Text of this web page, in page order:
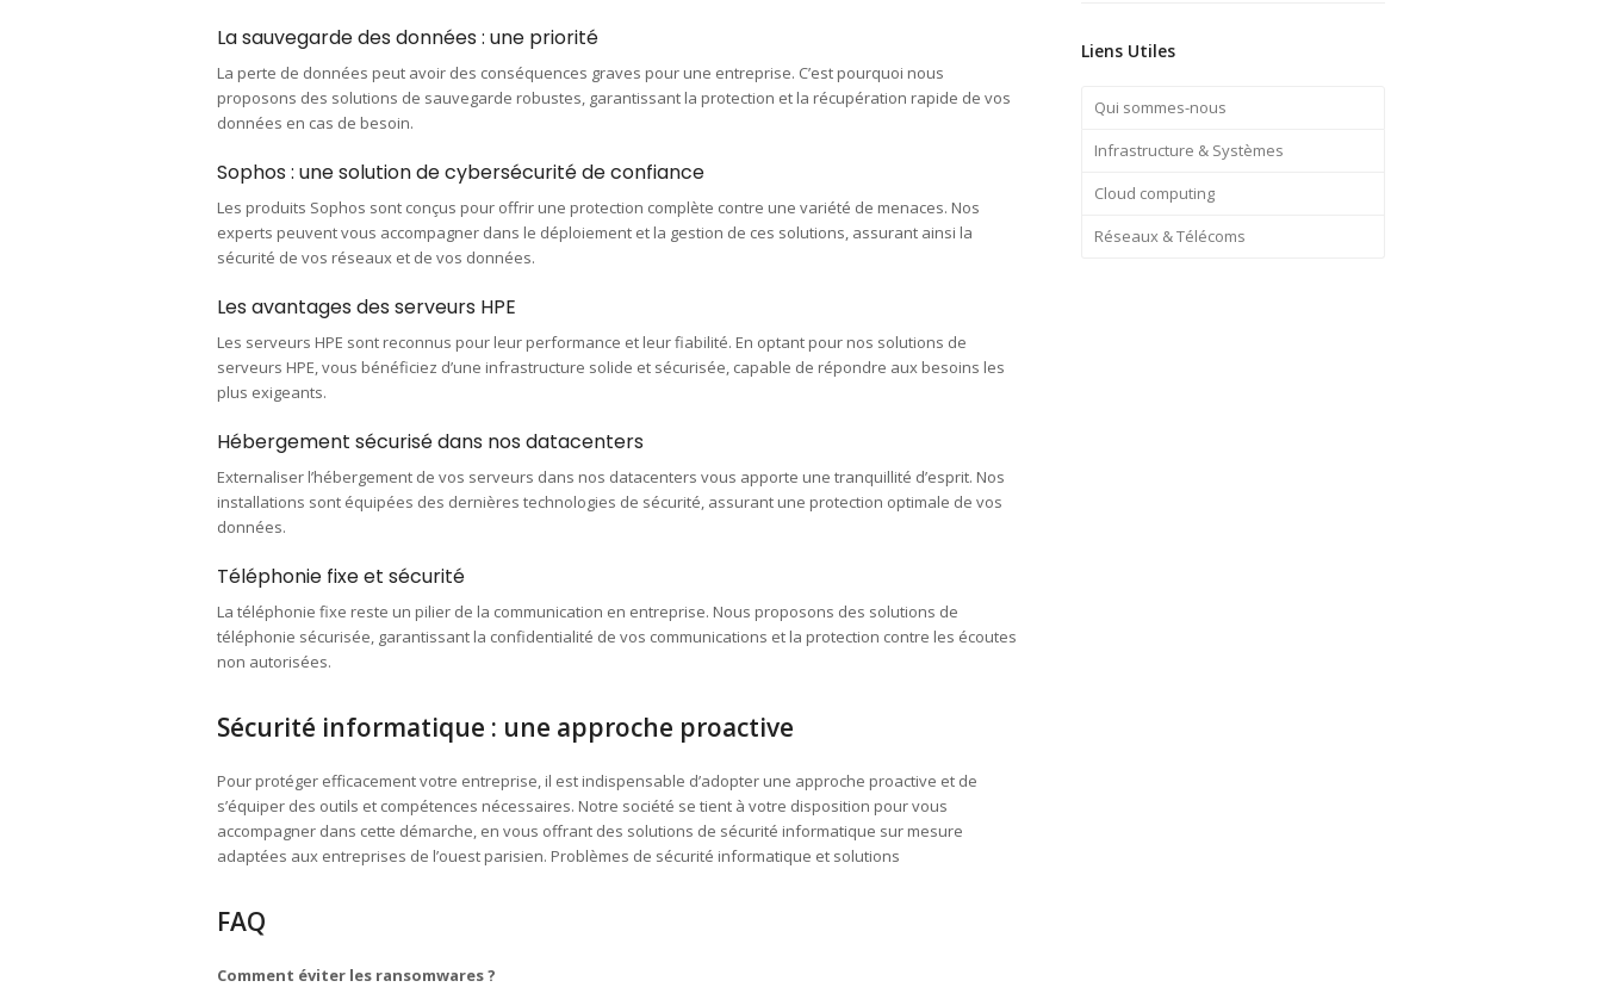
La sauvegarde des données : une priorité
La perte de données peut avoir des conséquences graves pour une entreprise. C’est pourquoi nous
proposons des solutions de sauvegarde robustes, garantissant la protection et la récupération rapide de vos
données en cas de besoin.
Sophos : une solution de cybersécurité de confiance
Les produits Sophos sont conçus pour offrir une protection complète contre une variété de menaces. Nos
experts peuvent vous accompagner dans le déploiement et la gestion de ces solutions, assurant ainsi la
sécurité de vos réseaux et de vos données.
Les avantages des serveurs HPE
Les serveurs HPE sont reconnus pour leur performance et leur fiabilité. En optant pour nos solutions de
serveurs HPE, vous bénéficiez d’une infrastructure solide et sécurisée, capable de répondre aux besoins les
plus exigeants.
Hébergement sécurisé dans nos datacenters
Externaliser l’hébergement de vos serveurs dans nos datacenters vous apporte une tranquillité d’esprit. Nos
installations sont équipées des dernières technologies de sécurité, assurant une protection optimale de vos
données.
Téléphonie fixe et sécurité
La téléphonie fixe reste un pilier de la communication en entreprise. Nous proposons des solutions de
téléphonie sécurisée, garantissant la confidentialité de vos communications et la protection contre les écoutes
non autorisées.
Sécurité informatique : une approche proactive
Pour protéger efficacement votre entreprise, il est indispensable d’adopter une approche proactive et de
s’équiper des outils et compétences nécessaires. Notre société se tient à votre disposition pour vous
accompagner dans cette démarche, en vous offrant des solutions de sécurité informatique sur mesure
adaptées aux entreprises de l’ouest parisien. Problèmes de sécurité informatique et solutions
FAQ
Comment éviter les ransomwares ?
Liens Utiles
Qui sommes-nous
Infrastructure & Systèmes
Cloud computing
Réseaux & Télécoms